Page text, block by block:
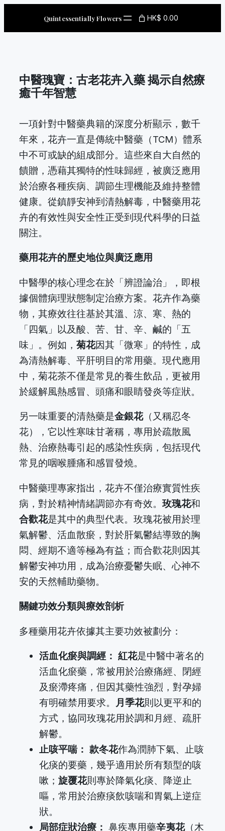
content
Quintessentially Flowers HK$ 0.00
中醫瑰寶：古老花卉入藥 揭示自然療
癒千年智慧
一項針對中醫藥典籍的深度分析顯示，數千
年來，花卉一直是傳統中醫藥（TCM）體系
中不可或缺的組成部分。這些來自大自然的
饋贈，憑藉其獨特的性味歸經，被廣泛應用
於治療各種疾病、調節生理機能及維持整體
健康。從鎮靜安神到清熱解毒，中醫藥用花
卉的有效性與安全性正受到現代科學的日益
關注。
藥用花卉的歷史地位與廣泛應用
中醫學的核心理念在於「辨證論治」，即根
據個體病理狀態制定治療方案。花卉作為藥
物，其療效往往基於其溫、涼、寒、熱的
「四氣」以及酸、苦、甘、辛、鹹的「五
味」。例如， 菊花因其「微寒」的特性，成
為清熱解毒、平肝明目的常用藥。現代應用
中，菊花茶不僅是常見的養生飲品，更被用
於緩解風熱感冒、頭痛和眼睛發炎等症狀。
另一味重要的清熱藥是金銀花（又稱忍冬
花），它以性寒味甘著稱，專用於疏散風
熱、治療熱毒引起的感染性疾病，包括現代
常見的咽喉腫痛和感冒發燒。
中醫藥理專家指出，花卉不僅治療實質性疾
病，對於精神情緒調節亦有奇效。 玫瑰花和
合歡花是其中的典型代表。玫瑰花被用於理
氣解鬱、活血散瘀，對於肝氣鬱結導致的胸
悶、經期不適等極為有益；而合歡花則因其
解鬱安神功用，成為治療憂鬱失眠、心神不
安的天然輔助藥物。
關鍵功效分類與療效剖析
多種藥用花卉依據其主要功效被劃分：
活血化瘀與調經： 紅花是中醫中著名的
活血化瘀藥，常被用於治療痛經、閉經
及瘀滯疼痛，但因其藥性強烈，對孕婦
有明確禁用要求。
月季花則以更平和的
方式，協同玫瑰花用於調和月經、疏肝
解鬱。
止咳平喘： 款冬花作為潤肺下氣、止咳
化痰的要藥，幾乎適用於所有類型的咳
嗽； 旋覆花則專於降氣化痰、降逆止
嘔，常用於治療痰飲咳喘和胃氣上逆症
狀。
局部症狀治療： 鼻疾專用藥辛夷花（木